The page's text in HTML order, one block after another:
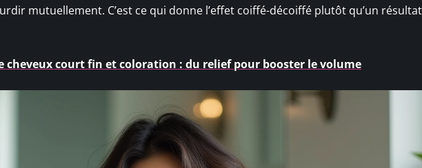
mutuellement. C’est ce qui donne l’effet coiffé-décoiffé plutôt qu’un résultat
cheveux court fin et coloration : du relief pour booster le volume